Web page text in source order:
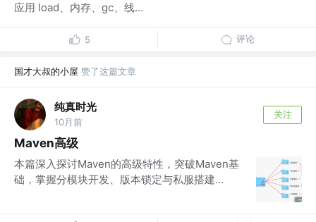
应用 load、内存、gc、线...
5 评论
国才大叔的小屋 赞了这篇文章
纯真时光
10月前
关注
Maven高级
本篇深入探讨Maven的高级特性，突破Maven基
础，掌握分模块开发、版本锁定与私服搭建...